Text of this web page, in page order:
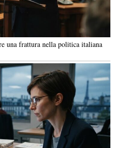
una frattura nella politica italiana